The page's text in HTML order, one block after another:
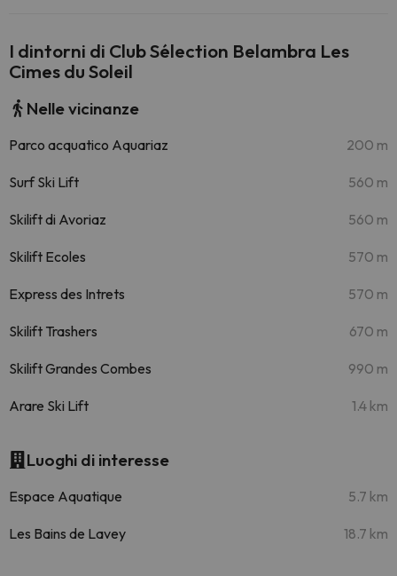
I dintorni di Club Sélection Belambra Les
Cimes du Soleil
Nelle vicinanze
Parco acquatico Aquariaz 200 m
Surf Ski Lift 560 m
Skilift di Avoriaz 560 m
Skilift Ecoles 570 m
Express des Intrets 570 m
Skilift Trashers 670 m
Skilift Grandes Combes 990 m
Arare Ski Lift 1.4 km
Luoghi di interesse
Espace Aquatique 5.7 km
Les Bains de Lavey 18.7 km